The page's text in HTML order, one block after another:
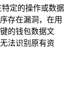
定的操作或数据
存在漏洞，在用
的钱包数据文
法识别原有资